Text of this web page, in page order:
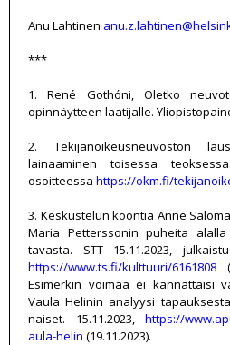
Anu Lahtinen
***
1. René Gothóni, Oletko
opinnäytteen laatijalle.
2. Tekijänoikeusneuvoston
lainaaminen toisessa
osoitteessa https://okm.fi/
3. Keskustelun koontia Anne
Maria Petterssonin puheita
tavasta. STT 15.11.2023,
https://www.ts.fi/kulttuuri/6161808
Esimerkin voimaa ei kannattaisi
Vaula Helinin analyysi
naiset. 15.11.2023,https://
aula-helin (19.11.2023).